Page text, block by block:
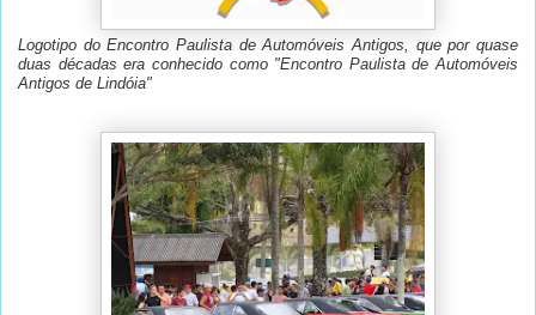
Logotipo do Encontro Paulista de Automóveis Antigos, que por quase
duas décadas era conhecido como "Encontro Paulista de Automóveis
Antigos de Lindóia"